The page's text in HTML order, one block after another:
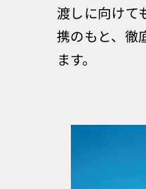
渡しに向けて
携のもと、徹
ます。